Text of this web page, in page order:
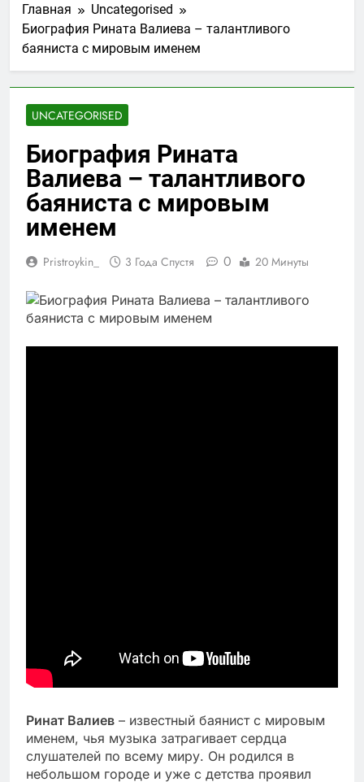
Главная
Uncategorised
Биография Рината Валиева – талантливого
баяниста с мировым именем
UNCATEGORISED
Биография Рината
Валиева – талантливого
баяниста с мировым
именем
Pristroykin_ 3 Года Спустя 0 20 Минуты
Ринат Валиев – известный баянист с мировым
именем, чья музыка затрагивает сердца
слушателей по всему миру. Он родился в
небольшом городе и уже с детства проявил